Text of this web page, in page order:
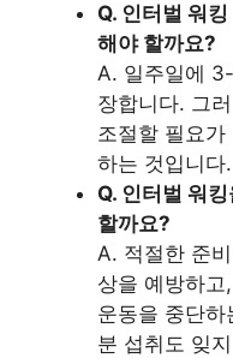
Q. 인터벌 워
해야 할까요?
A. 일주일에
장합니다. 그
조절할 필요가
하는 것입니다.
Q. 인터벌 워
할까요?
A. 적절한 준
상을 예방하
운동을 중단
분 섭취도 잊